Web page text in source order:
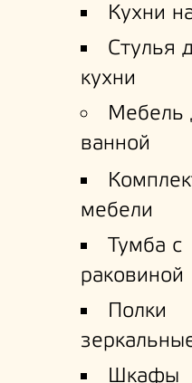
Кухни
Стулья
кухни
Мебель
ванной
мебели
Тумба с
раковиной
Полки
Шкафы